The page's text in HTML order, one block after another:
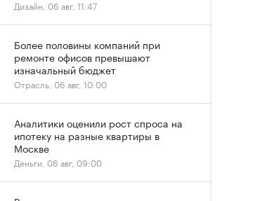
Дизайн, 06 авг, 11:47
Более половины компаний при
ремонте офисов превышают
изначальный бюджет
Отрасль, 06 авг, 10:00
Аналитики оценили рост спроса на
ипотеку на разные квартиры в
Москве
Деньги, 06 авг, 09:00